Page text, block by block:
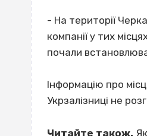
- На території
компанії у тих
почали
Інформацію про
Укрзалізниці не
Читайте також.